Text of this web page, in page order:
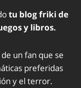
tu blog friki de
y libros.
un fan que se
preferidas
y el terror.